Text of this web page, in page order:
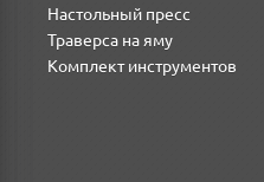
Настольный пресс
Траверса на яму
Комплект инструментов